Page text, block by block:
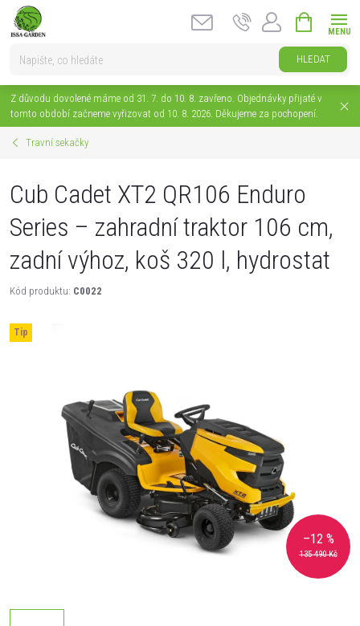
Přejít
HLEDAT
KOŠÍK
Z důvodu dovolené máme od 31. 7. do 10. 8. zavřeno. Objednávky přijaté v
tomto období začneme vyřizovat od 10. 8. 2026. Děkujeme za pochopení.
Travní sekačky
Cub Cadet XT2 QR106 Enduro
Series – zahradní traktor 106 cm,
zadní výhoz, koš 320 l, hydrostat
Kód produktu: C0022
Tip
135 490 Kč
–12 %